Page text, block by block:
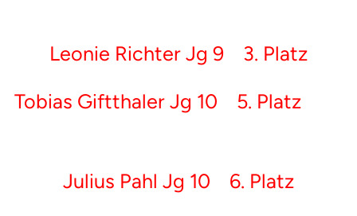
Leonie Richter Jg 9 3. Platz
Tobias Giftthaler Jg 10 5. Platz
Julius Pahl Jg 10 6. Platz